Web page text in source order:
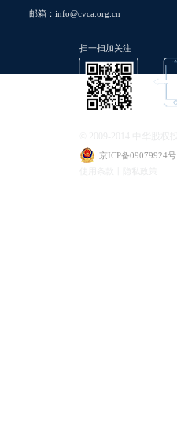
邮箱：info@cvca.org.cn
扫一扫加关注
京ICP备09079924号